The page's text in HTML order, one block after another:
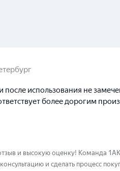
использования не
более дорогим
и высокую оценку! Команда
и сделать процесс